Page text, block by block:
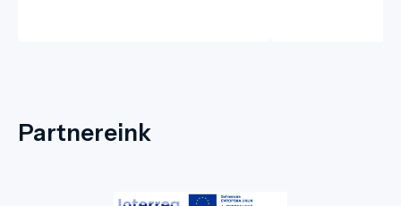
Partnereink